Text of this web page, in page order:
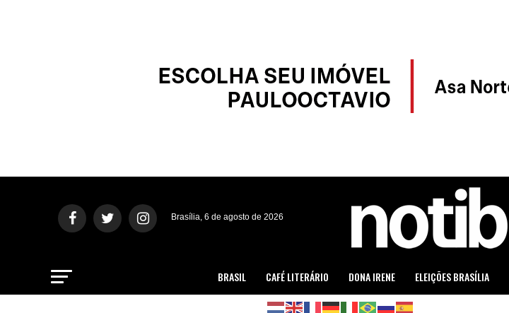
Brasília, 6 de agosto de 2026
BRASIL CAFÉ LITERÁRIO DONA IRENE ELEIÇÕES BRASÍLIA